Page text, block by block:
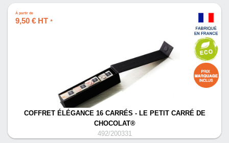
À partir de
9,50 € HT *
COFFRET ÉLÉGANCE 16 CARRÉS - LE PETIT CARRÉ DE
CHOCOLAT®
492/200331